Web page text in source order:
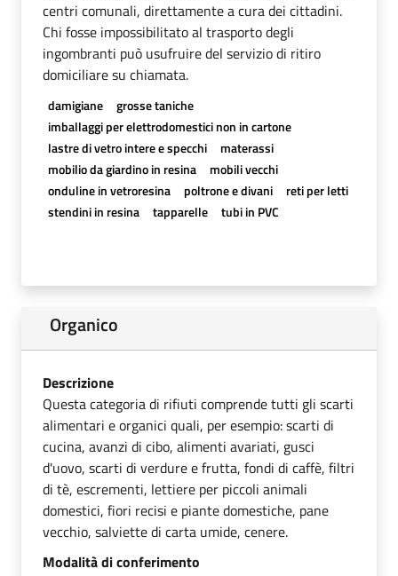
centri comunali, direttamente a cura dei cittadini.
Chi fosse impossibilitato al trasporto degli
ingombranti può usufruire del servizio di ritiro
domiciliare su chiamata.
damigiane
grosse taniche
imballaggi per elettrodomestici non in cartone
lastre di vetro intere e specchi
materassi
mobilio da giardino in resina
mobili vecchi
onduline in vetroresina
poltrone e divani
reti per letti
stendini in resina
tapparelle tubi in PVC
Organico
Descrizione
Questa categoria di rifiuti comprende tutti gli scarti
alimentari e organici quali, per esempio: scarti di
cucina, avanzi di cibo, alimenti avariati, gusci
d'uovo, scarti di verdure e frutta, fondi di caffè, filtri
di tè, escrementi, lettiere per piccoli animali
domestici, fiori recisi e piante domestiche, pane
vecchio, salviette di carta umide, cenere.
Modalità di conferimento